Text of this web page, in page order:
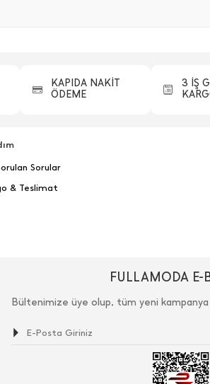
KAPIDA NAKİT
ÖDEME
3 İŞ
Sorular
& Teslimat
FULLAMODA E-
Bültenimize üye olup, tüm yeni